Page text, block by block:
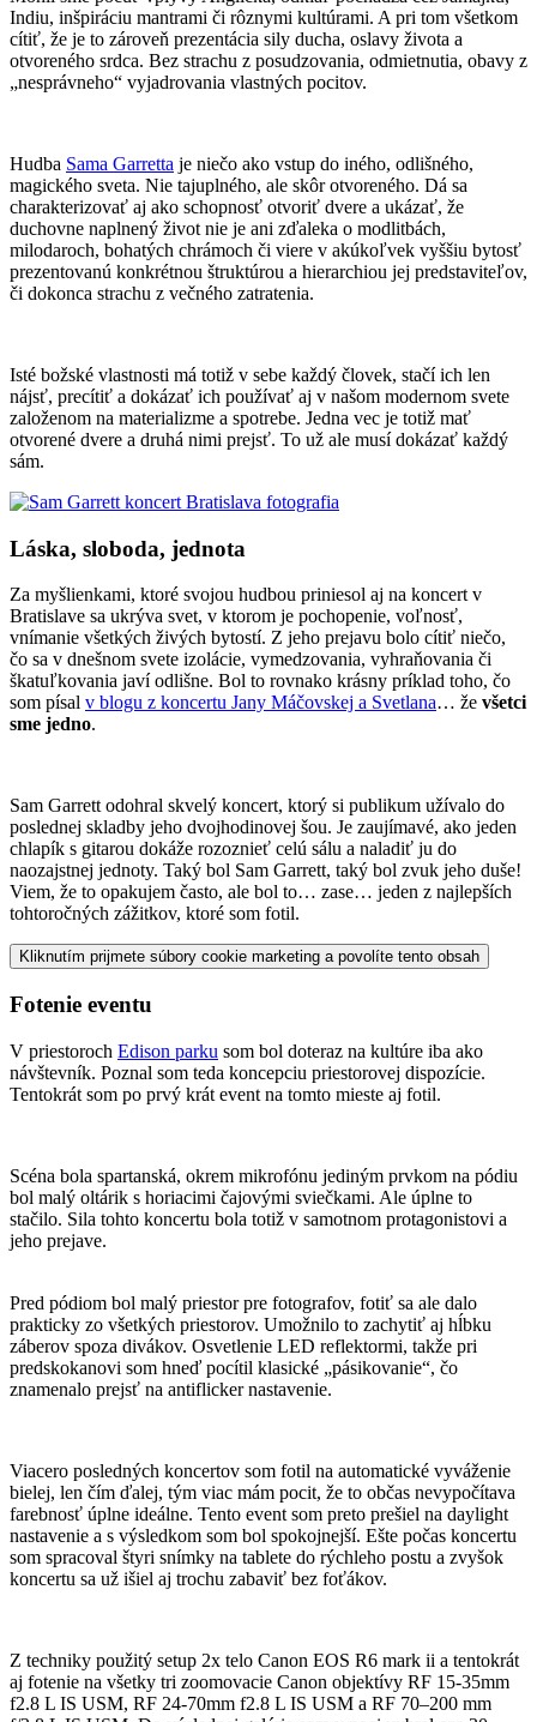
Indiu, inšpiráciu mantrami či rôznymi kultúrami. A pri tom všetkom
cítiť, že je to zároveň prezentácia sily ducha, oslavy života a
otvoreného srdca. Bez strachu z posudzovania, odmietnutia, obavy z
„nesprávneho“ vyjadrovania vlastných pocitov.
Hudba Sama Garretta je niečo ako vstup do iného, odlišného,
magického sveta. Nie tajuplného, ale skôr otvoreného. Dá sa
charakterizovať aj ako schopnosť otvoriť dvere a ukázať, že
duchovne naplnený život nie je ani zďaleka o modlitbách,
milodaroch, bohatých chrámoch či viere v akúkoľvek vyššiu bytosť
prezentovanú konkrétnou štruktúrou a hierarchiou jej predstaviteľov,
či dokonca strachu z večného zatratenia.
Isté božské vlastnosti má totiž v sebe každý človek, stačí ich len
nájsť, precítiť a dokázať ich používať aj v našom modernom svete
založenom na materializme a spotrebe. Jedna vec je totiž mať
otvorené dvere a druhá nimi prejsť. To už ale musí dokázať každý
sám.
Láska, sloboda, jednota
Za myšlienkami, ktoré svojou hudbou priniesol aj na koncert v
Bratislave sa ukrýva svet, v ktorom je pochopenie, voľnosť,
vnímanie všetkých živých bytostí. Z jeho prejavu bolo cítiť niečo,
čo sa v dnešnom svete izolácie, vymedzovania, vyhraňovania či
škatuľkovania javí odlišne. Bol to rovnako krásny príklad toho, čo
som písal v blogu z koncertu Jany Máčovskej a Svetlana… že všetci
sme jedno.
Sam Garrett odohral skvelý koncert, ktorý si publikum užívalo do
poslednej skladby jeho dvojhodinovej šou. Je zaujímavé, ako jeden
chlapík s gitarou dokáže rozoznieť celú sálu a naladiť ju do
naozajstnej jednoty. Taký bol Sam Garrett, taký bol zvuk jeho duše!
Viem, že to opakujem často, ale bol to… zase… jeden z najlepších
tohtoročných zážitkov, ktoré som fotil.
Kliknutím prijmete súbory cookie marketing a povolíte tento obsah
Fotenie eventu
V priestoroch Edison parku som bol doteraz na kultúre iba ako
návštevník. Poznal som teda koncepciu priestorovej dispozície.
Tentokrát som po prvý krát event na tomto mieste aj fotil.
Scéna bola spartanská, okrem mikrofónu jediným prvkom na pódiu
bol malý oltárik s horiacimi čajovými sviečkami. Ale úplne to
stačilo. Sila tohto koncertu bola totiž v samotnom protagonistovi a
jeho prejave.
Pred pódiom bol malý priestor pre fotografov, fotiť sa ale dalo
prakticky zo všetkých priestorov. Umožnilo to zachytiť aj hĺbku
záberov spoza divákov. Osvetlenie LED reflektormi, takže pri
predskokanovi som hneď pocítil klasické „pásikovanie“, čo
znamenalo prejsť na antiflicker nastavenie.
Viacero posledných koncertov som fotil na automatické vyváženie
bielej, len čím ďalej, tým viac mám pocit, že to občas nevypočítava
farebnosť úplne ideálne. Tento event som preto prešiel na daylight
nastavenie a s výsledkom som bol spokojnejší. Ešte počas koncertu
som spracoval štyri snímky na tablete do rýchleho postu a zvyšok
koncertu sa už išiel aj trochu zabaviť bez foťákov.
Z techniky použitý setup 2x telo Canon EOS R6 mark ii a tentokrát
aj fotenie na všetky tri zoomovacie Canon objektívy RF 15-35mm
f2.8 L IS USM, RF 24-70mm f2.8 L IS USM a RF 70–200 mm